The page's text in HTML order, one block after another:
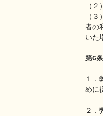
（
（
者の
いた
第6
１．
めに
２．